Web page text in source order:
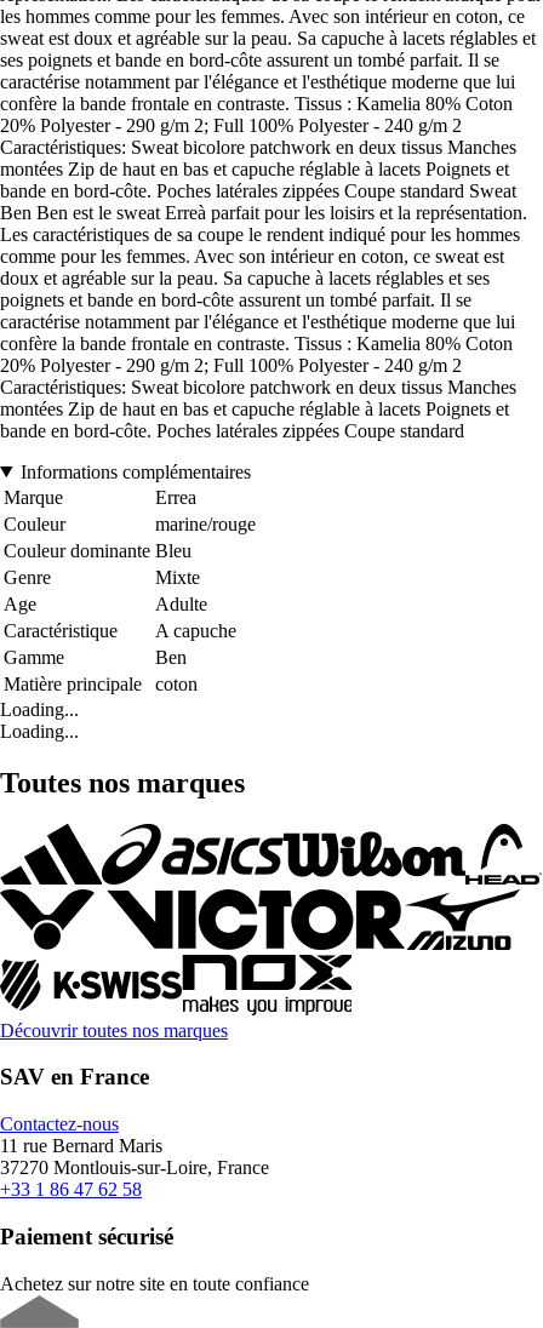
les hommes comme pour les femmes. Avec son intérieur en coton, ce
sweat est doux et agréable sur la peau. Sa capuche à lacets réglables et
ses poignets et bande en bord-côte assurent un tombé parfait. Il se
caractérise notamment par l'élégance et l'esthétique moderne que lui
confère la bande frontale en contraste. Tissus : Kamelia 80% Coton
20% Polyester - 290 g/m 2; Full 100% Polyester - 240 g/m 2
Caractéristiques: Sweat bicolore patchwork en deux tissus Manches
montées Zip de haut en bas et capuche réglable à lacets Poignets et
bande en bord-côte. Poches latérales zippées Coupe standard Sweat
Ben Ben est le sweat Erreà parfait pour les loisirs et la représentation.
Les caractéristiques de sa coupe le rendent indiqué pour les hommes
comme pour les femmes. Avec son intérieur en coton, ce sweat est
doux et agréable sur la peau. Sa capuche à lacets réglables et ses
poignets et bande en bord-côte assurent un tombé parfait. Il se
caractérise notamment par l'élégance et l'esthétique moderne que lui
confère la bande frontale en contraste. Tissus : Kamelia 80% Coton
20% Polyester - 290 g/m 2; Full 100% Polyester - 240 g/m 2
Caractéristiques: Sweat bicolore patchwork en deux tissus Manches
montées Zip de haut en bas et capuche réglable à lacets Poignets et
bande en bord-côte. Poches latérales zippées Coupe standard
Informations complémentaires
Marque
Errea
Couleur
marine/rouge
Couleur dominante Bleu
Genre
Mixte
Age
Adulte
Caractéristique
A capuche
Gamme
Ben
Matière principale
coton
Loading...
Loading...
Toutes nos marques
Découvrir toutes nos marques
SAV en France
Contactez-nous
11 rue Bernard Maris
37270 Montlouis-sur-Loire, France
+33 1 86 47 62 58
Paiement sécurisé
Achetez sur notre site en toute confiance